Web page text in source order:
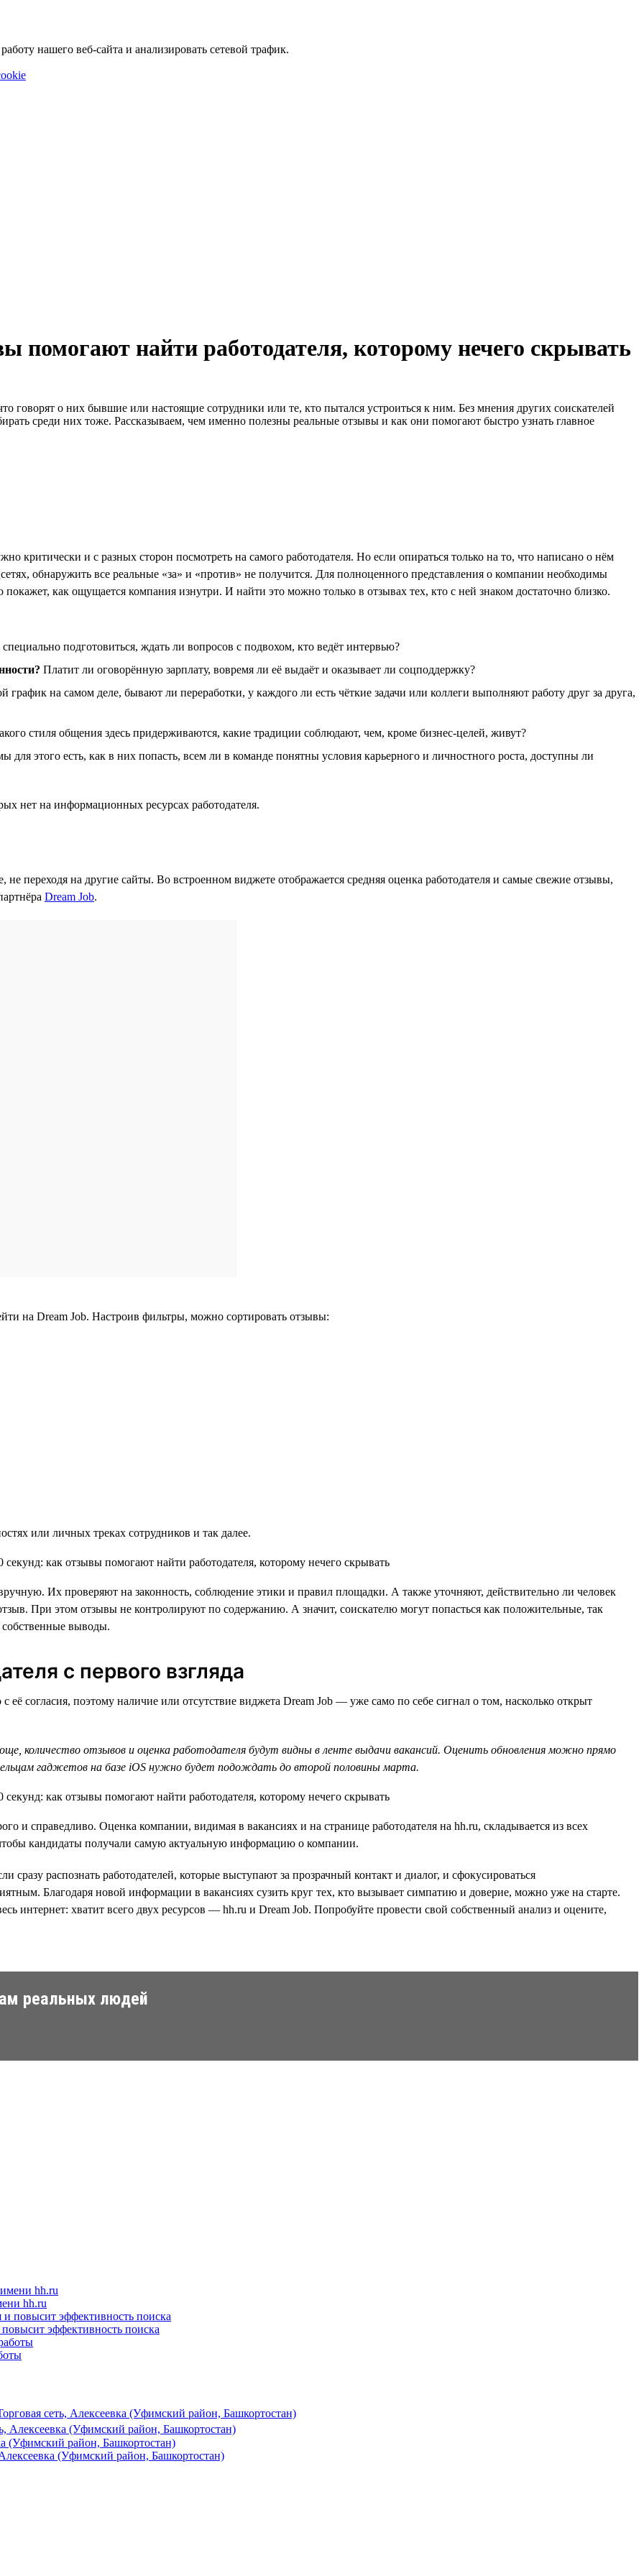
нашего веб-сайта и анализировать сетевой трафик.
помогают найти работодателя, которому нечего скрывать
говорят о них бывшие или настоящие сотрудники или те, кто пытался устроиться к ним. Без мнения других соискателей
среди них тоже. Рассказываем, чем именно полезны реальные отзывы и как они помогают быстро узнать главное
критически и с разных сторон посмотреть на самого работодателя. Но если опираться только на то, что написано о нём
обнаружить все реальные «за» и «против» не получится. Для полноценного представления о компании необходимы
как ощущается компания изнутри. И найти это можно только в отзывах тех, кто с ней знаком достаточно близко.
подготовиться, ждать ли вопросов с подвохом, кто ведёт интервью?
Платит ли оговорённую зарплату, вовремя ли её выдаёт и оказывает ли соцподдержку?
график на самом деле, бывают ли переработки, у каждого ли есть чёткие задачи или коллеги выполняют работу друг за друга,
стиля общения здесь придерживаются, какие традиции соблюдают, чем, кроме бизнес-целей, живут?
для этого есть, как в них попасть, всем ли в команде понятны условия карьерного и личностного роста, доступны ли
нет на информационных ресурсах работодателя.
переходя на другие сайты. Во встроенном виджете отображается средняя оценка работодателя и самые свежие отзывы,
Dream Job.
на Dream Job. Настроив фильтры, можно сортировать отзывы:
или личных треках сотрудников и так далее.
Их проверяют на законность, соблюдение этики и правил площадки. А также уточняют, действительно ли человек
При этом отзывы не контролируют по содержанию. А значит, соискателю могут попасться как положительные, так
собственные выводы.
с первого взгляда
согласия, поэтому наличие или отсутствие виджета Dream Job — уже само по себе сигнал о том, насколько открыт
количество отзывов и оценка работодателя будут видны в ленте выдачи вакансий. Оценить обновления можно прямо
гаджетов на базе iOS нужно будет подождать до второй половины марта.
и справедливо. Оценка компании, видимая в вакансиях и на странице работодателя на hh.ru, складывается из всех
кандидаты получали самую актуальную информацию о компании.
распознать работодателей, которые выступают за прозрачный контакт и диалог, и сфокусироваться
Благодаря новой информации в вакансиях сузить круг тех, кто вызывает симпатию и доверие, можно уже на старте.
интернет: хватит всего двух ресурсов — hh.ru и Dream Job. Попробуйте провести свой собственный анализ и оцените,
реальных людей
hh.ru
эффективность поиска
сеть, Алексеевка (Уфимский район, Башкортостан)
Алексеевка (Уфимский район, Башкортостан)
(Уфимский район, Башкортостан)
(Уфимский район, Башкортостан)